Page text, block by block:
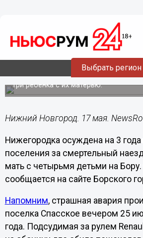
Выбрать регион
Виновница смертельного
детей на Бору осуждена
колонии-поселения
В аварии погиб месячный младенец
три ребенка с их матерью.
Нижний Новгород. 17 мая.
Нижегородка осуждена на 3
поселения за смертельный
мать с четырьмя детьми на
сообщается на сайте Борского
Напомним, страшная авария
поселка Спасское вечером 25
года. Подсудимая за рулем